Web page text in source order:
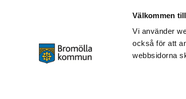
Välkommen
Vi använder
också för att
webbsidorna